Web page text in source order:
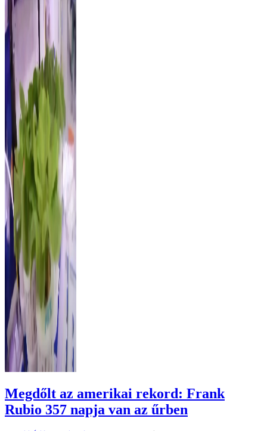
Megdőlt az amerikai rekord: Frank
Rubio 357 napja van az űrben